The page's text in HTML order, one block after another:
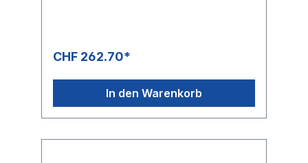
CHF 262.70*
In den Warenkorb